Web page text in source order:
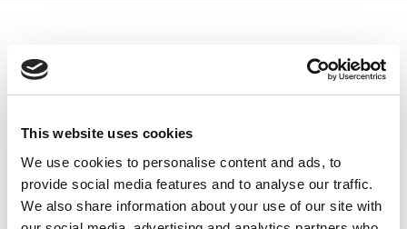
This website uses cookies
We use cookies to personalise content and ads, to
provide social media features and to analyse our traffic.
We also share information about your use of our site with
Similar articles